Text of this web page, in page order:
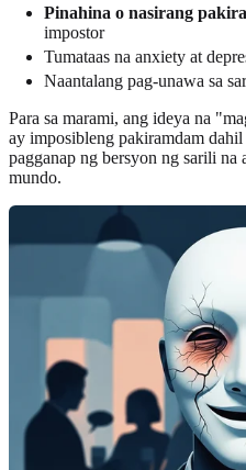
Pinahina o nasirang
impostor
Tumataas na anxiety at
Naantalang pag-unawa sa
Para sa marami, ang ideya na
ay imposibleng pakiramdam
pagganap ng bersyon ng sarili na
mundo.